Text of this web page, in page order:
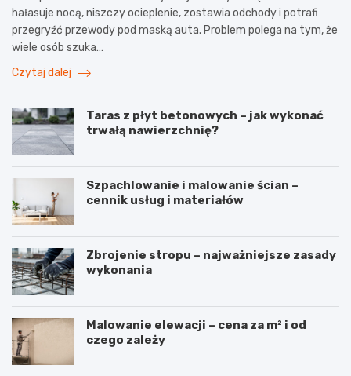
hałasuje nocą, niszczy ocieplenie, zostawia odchody i potrafi
przegryźć przewody pod maską auta. Problem polega na tym, że
wiele osób szuka…
Czytaj dalej
Taras z płyt betonowych – jak wykonać
trwałą nawierzchnię?
Szpachlowanie i malowanie ścian –
cennik usług i materiałów
Zbrojenie stropu – najważniejsze zasady
wykonania
Malowanie elewacji – cena za m² i od
czego zależy